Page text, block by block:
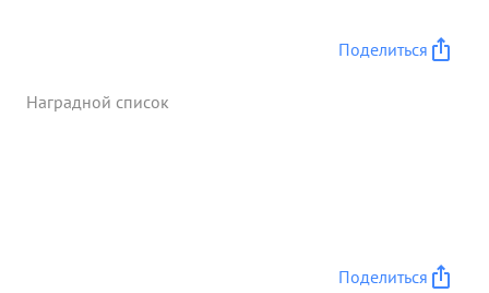
Поделиться
Наградной список
Поделиться